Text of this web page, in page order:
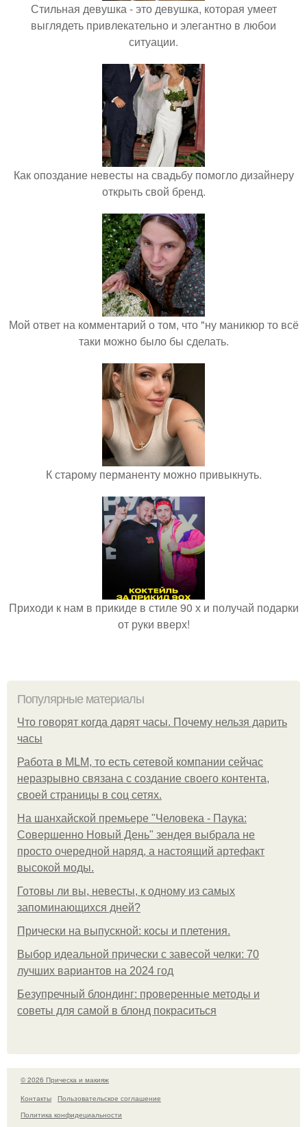
Стильная девушка - это девушка, которая умеет
выглядеть привлекательно и элегантно в любои
ситуации.
Как опоздание невесты на свадьбу помогло дизайнеру
открыть свой бренд.
Мой ответ на комментарий о том, что "ну маникюр то всё
таки можно было бы сделать.
К старому перманенту можно привыкнуть.
Приходи к нам в прикиде в стиле 90 х и получай подарки
от руки вверх!
Популярные материалы
Что говорят когда дарят часы. Почему нельзя дарить
часы
Работа в MLM, то есть сетевой компании сейчас
неразрывно связана с создание своего контента,
своей страницы в соц сетях.
На шанхайской премьере "Человека - Паука:
Совершенно Новый День" зендея выбрала не
просто очередной наряд, а настоящий артефакт
высокой моды.
Готовы ли вы, невесты, к одному из самых
запоминающихся дней?
Прически на выпускной: косы и плетения.
Выбор идеальной прически с завесой челки: 70
лучших вариантов на 2024 год
Безупречный блондинг: проверенные методы и
советы для самой в блонд покраситься
© 2026 Прическа и макияж
Контакты
Пользовательское соглашение
Политика конфидециальности